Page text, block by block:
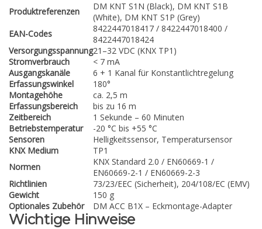
Produktreferenzen
DM KNT S1N (Black), DM KNT S1B
(White), DM KNT S1P (Grey)
EAN-Codes
8422447018417 / 8422447018400 /
8422447018424
Versorgungsspannung21–32 VDC (KNX TP1)
Stromverbrauch
< 7 mA
Ausgangskanäle
6 + 1 Kanal für Konstantlichtregelung
Erfassungswinkel
180°
Montagehöhe
ca. 2,5 m
Erfassungsbereich
bis zu 16 m
Zeitbereich
1 Sekunde – 60 Minuten
Betriebstemperatur
-20 °C bis +55 °C
Sensoren
Helligkeitssensor, Temperatursensor
KNX Medium
TP1
Normen
KNX Standard 2.0 / EN60669-1 /
EN60669-2-1 / EN60669-2-3
Richtlinien
73/23/EEC (Sicherheit), 204/108/EC (EMV)
Gewicht
150 g
Optionales Zubehör
DM ACC B1X – Eckmontage-Adapter
Wichtige Hinweise